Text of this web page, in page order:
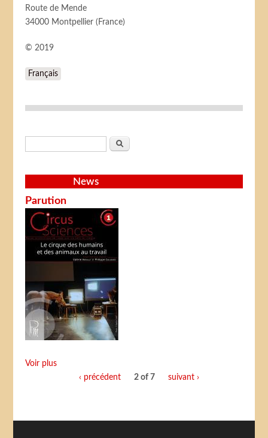
Route de Mende
34000 Montpellier (France)
© 2019
Français
Search
News
Parution
Voir plus
‹ précédent
2 of 7 suivant ›